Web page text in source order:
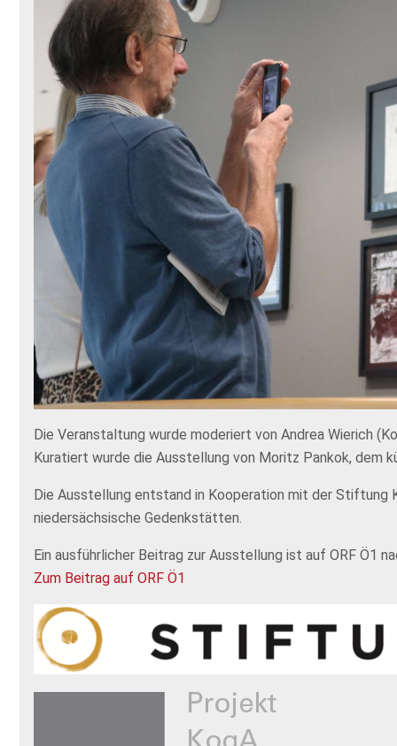
Die Veranstaltung wurde moderiert von Andrea Wierich
Kuratiert wurde die Ausstellung von Moritz Pankok, dem
Die Ausstellung entstand in Kooperation mit der
niedersächsische Gedenkstätten.
Ein ausführlicher Beitrag zur Ausstellung ist auf ORF Ö1
Zum Beitrag auf ORF Ö1